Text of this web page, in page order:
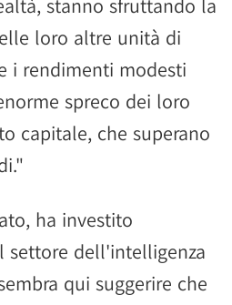
stanno sfruttando la
loro altre unità di
i rendimenti modesti
spreco dei loro
capitale, che superano
ha investito
settore dell'intelligenza
qui suggerire che